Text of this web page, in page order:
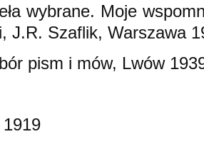
wybrane. Moje
J.R. Szaflik, Warszawa
pism i mów, Lwów
1919